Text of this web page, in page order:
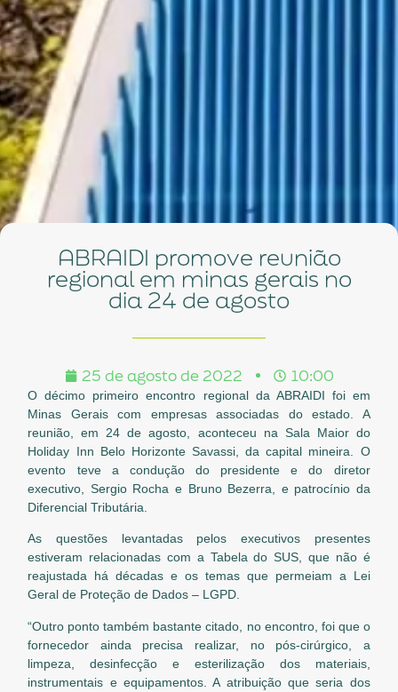
ABRAIDI promove reunião
regional em minas gerais no
dia 24 de agosto
25 de agosto de 2022 10:00
O décimo primeiro encontro regional da ABRAIDI foi em
Minas Gerais com empresas associadas do estado. A
reunião, em 24 de agosto, aconteceu na Sala Maior do
Holiday Inn Belo Horizonte Savassi, da capital mineira. O
evento teve a condução do presidente e do diretor
executivo, Sergio Rocha e Bruno Bezerra, e patrocínio da
Diferencial Tributária.
As questões levantadas pelos executivos presentes
estiveram relacionadas com a Tabela do SUS, que não é
reajustada há décadas e os temas que permeiam a Lei
Geral de Proteção de Dados – LGPD.
“Outro ponto também bastante citado, no encontro, foi que o
fornecedor ainda precisa realizar, no pós-cirúrgico, a
limpeza, desinfecção e esterilização dos materiais,
instrumentais e equipamentos. A atribuição que seria dos